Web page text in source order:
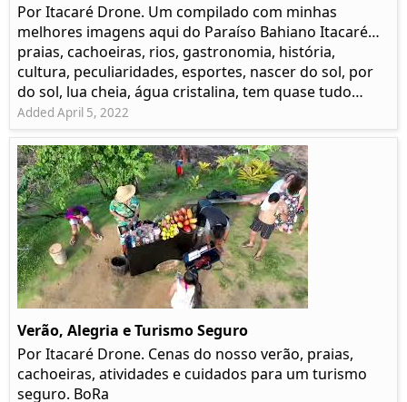
Por Itacaré Drone. Um compilado com minhas
melhores imagens aqui do Paraíso Bahiano Itacaré…
praias, cachoeiras, rios, gastronomia, história,
cultura, peculiaridades, esportes, nascer do sol, por
do sol, lua cheia, água cristalina, tem quase tudo…
Added April 5, 2022
Verão, Alegria e Turismo Seguro
Por Itacaré Drone. Cenas do nosso verão, praias,
cachoeiras, atividades e cuidados para um turismo
seguro. BoRa